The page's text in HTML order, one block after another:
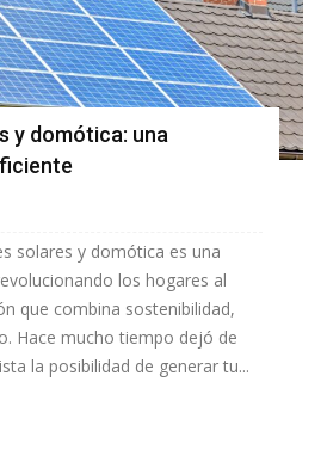
y domótica: una
solares y domótica es una
los hogares al
que combina sostenibilidad,
Hace mucho tiempo dejó de
la posibilidad de generar tu...